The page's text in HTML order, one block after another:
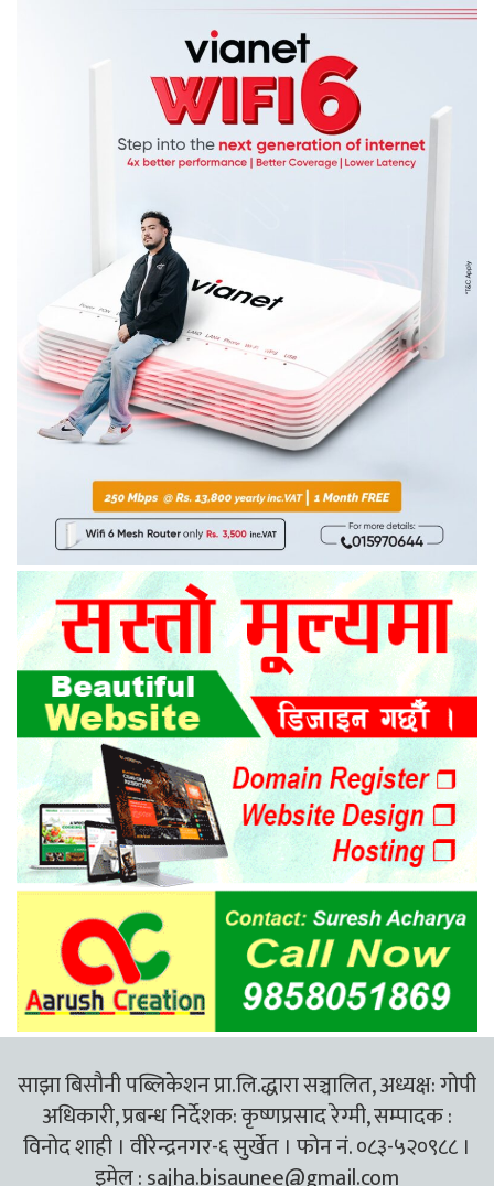
साझा बिसौनी पब्लिकेशन प्रा.लि.द्धारा सञ्चालित, अध्यक्ष: गोपी
अधिकारी, प्रबन्ध निर्देशक: कृष्णप्रसाद रेग्मी, सम्पादक :
विनोद शाही । वीरेन्द्रनगर-६ सुर्खेत । फोन नं. ०८३-५२०९८८ ।
इमेल :sajha.bisaunee@gmail.com